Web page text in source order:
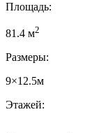
Площадь:
81.4 м2
Размеры:
9×12.5м
Этажей: